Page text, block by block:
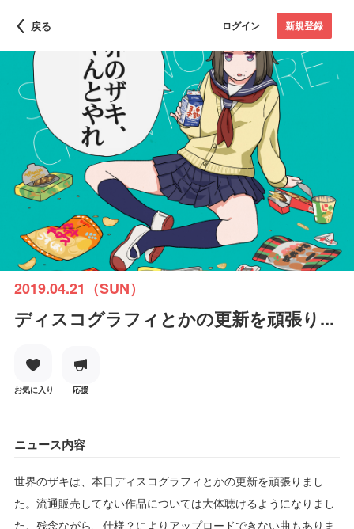
戻る ログイン 新規登録
2019.04.21（SUN）
ディスコグラフィとかの更新を頑張り...
お気に入り 応援
ニュース内容
世界のザキは、本日ディスコグラフィとかの更新を頑張りまし
た。流通販売してない作品については大体聴けるようになりまし
た。残念ながら、仕様？によりアップロードできない曲もありま